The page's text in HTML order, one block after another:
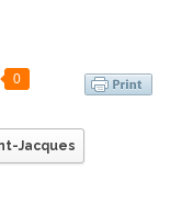
0
Jacques